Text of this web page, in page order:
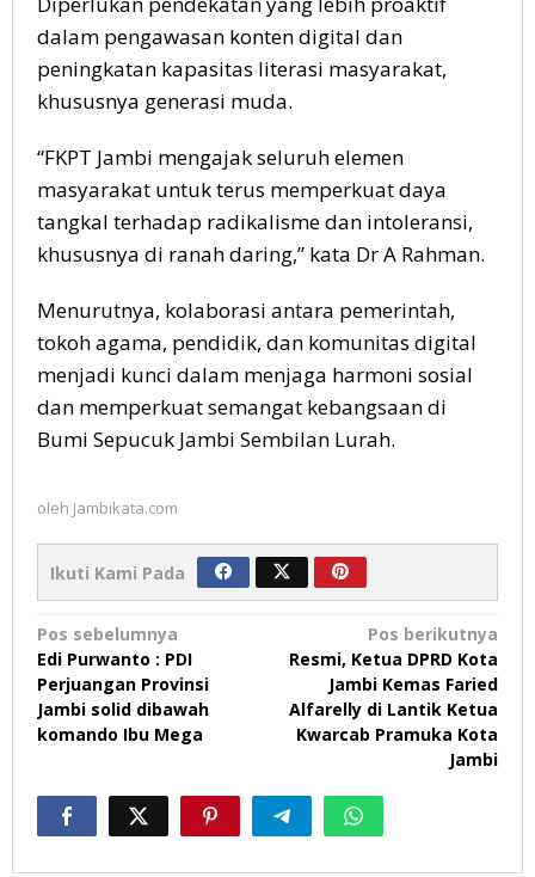
dalam pengawasan konten digital dan
peningkatan kapasitas literasi masyarakat,
khususnya generasi muda.
“FKPT Jambi mengajak seluruh elemen
masyarakat untuk terus memperkuat daya
tangkal terhadap radikalisme dan intoleransi,
khususnya di ranah daring,” kata Dr A Rahman.
Menurutnya, kolaborasi antara pemerintah,
tokoh agama, pendidik, dan komunitas digital
menjadi kunci dalam menjaga harmoni sosial
dan memperkuat semangat kebangsaan di
Bumi Sepucuk Jambi Sembilan Lurah.
oleh Jambikata.com
Ikuti Kami Pada
Navigasi
pos
Pos sebelumnya
Edi Purwanto : PDI
Perjuangan Provinsi
Jambi solid dibawah
komando Ibu Mega
Pos berikutnya
Resmi, Ketua DPRD Kota
Jambi Kemas Faried
Alfarelly di Lantik Ketua
Kwarcab Pramuka Kota
Jambi